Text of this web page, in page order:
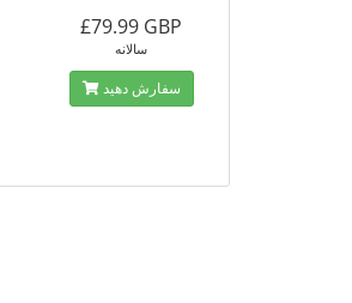
£79.99 GBP
سالانه
سفارش دهید